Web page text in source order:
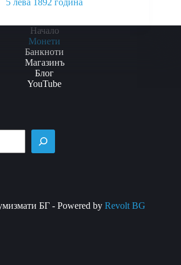
5 лева 1892 година
product
has
multiple
variants.
The
options
the
product
page
Начало
Монети
Банкноти
Магазинъ
Блог
YouTube
БГ - Powered byRevolt BG